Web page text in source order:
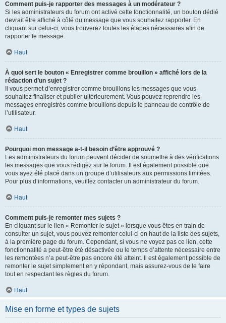
Comment puis-je rapporter des messages à un modérateur ?
Si les administrateurs du forum ont activé cette fonctionnalité, un bouton dédié
devrait être affiché à côté du message que vous souhaitez rapporter. En
cliquant sur celui-ci, vous trouverez toutes les étapes nécessaires afin de
rapporter le message.
Haut
À quoi sert le bouton « Enregistrer comme brouillon » affiché lors de la
rédaction d’un sujet ?
Il vous permet d’enregistrer comme brouillons les messages que vous
souhaitez finaliser et publier ultérieurement. Vous pouvez reprendre les
messages enregistrés comme brouillons depuis le panneau de contrôle de
l’utilisateur.
Haut
Pourquoi mon message a-t-il besoin d’être approuvé ?
Les administrateurs du forum peuvent décider de soumettre à des vérifications
les messages que vous rédigez sur le forum. Il est également possible que
vous ayez été placé dans un groupe d’utilisateurs aux permissions limitées.
Pour plus d’informations, veuillez contacter un administrateur du forum.
Haut
Comment puis-je remonter mes sujets ?
En cliquant sur le lien « Remonter le sujet » lorsque vous êtes en train de
consulter un sujet, vous pouvez remonter celui-ci en haut de la liste des sujets,
à la première page du forum. Cependant, si vous ne voyez pas ce lien, cette
fonctionnalité a peut-être été désactivée ou le temps d’attente nécessaire entre
les remontées n’a peut-être pas encore été atteint. Il est également possible de
remonter le sujet simplement en y répondant, mais assurez-vous de le faire
tout en respectant les règles du forum.
Haut
Mise en forme et types de sujets